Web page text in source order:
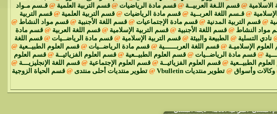
@ قسم اللـغة العربيــة @ قسم مادة الرياضيات @ قسم التربية العلمية @ قـسم مـواد
@قـسم اللغة العربــية @قسم مادة الرياضيات @قسم التربية العلمية @قسم التربية
@قسم التربية المدنية @قسم مادة الإجتماعيات @قسم اللغة الأجنبية @قسم مواد النشاط @
مواد النشاط @قسم اللغة الأجنبية @قسم التربية الإسلامية @قسم اللغة العربية @قسم مادة
نادي التسلية @ الطبيعة والبيئة @ قسم التربية الإسلامية @ قسم مادة الرياضــيات @ قسم اللغة
الإسلاميـة @قسم اللغة العربــــــية @قسم مادة الرياضــيات @قسم العلوم الطبيــعية @
@ قسم مادة الرياضــيات @ قسم العلوم الطبيــعية @ قسم العلوم الفزيائيــة @ قسم العلوم
الطبيــعية @قسم العلوم الفزيائيــة @قسم العلوم الإجتماعية @قسم اللغة الإنجليزيـــة @
وكالات وأسواق @ تطوير منتديات Vbulletin @ تطوير منتديات أحلى منتدى @ قسم الحياة الزوجية